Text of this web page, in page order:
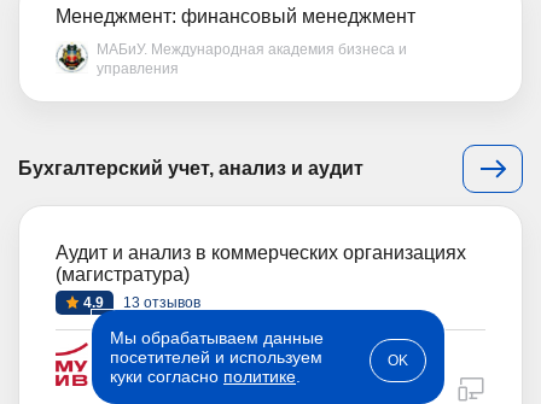
Менеджмент: финансовый менеджмент
МАБиУ. Международная академия бизнеса и
управления
Бухгалтерский учет, анализ и аудит
Аудит и анализ в коммерческих организациях
(магистратура)
4.9 13 отзывов
Московский Университет имени С.Ю. Витте
(МУИВ)
г. Москва
Срок обучения: от 2 лет 3 месяцев
Мы обрабатываем данные
посетителей и используем
куки согласно политике
OK